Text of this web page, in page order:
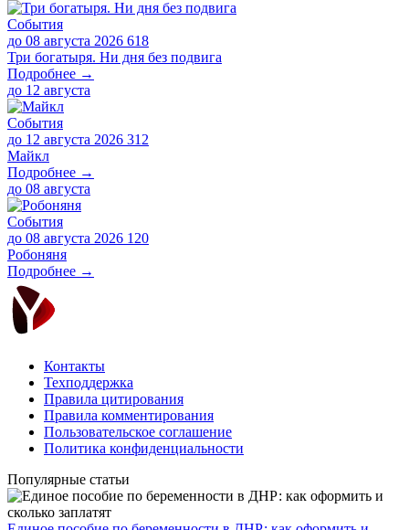
События
до 08 августа 2026 618
Три богатыря. Ни дня без подвига
Подробнее →
до 12 августа
События
до 12 августа 2026 312
Майкл
Подробнее →
до 08 августа
События
до 08 августа 2026 120
Робоняня
Подробнее →
Контакты
Техподдержка
Правила цитирования
Правила комментирования
Пользовательское соглашение
Политика конфиденциальности
Популярные статьи